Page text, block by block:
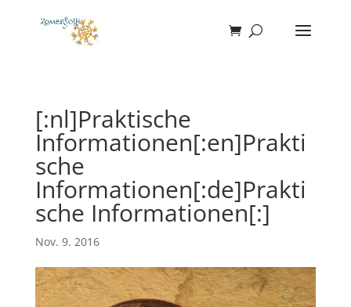
[:nl]Praktische
Informationen[:en]Prakti
sche
Informationen[:de]Prakti
sche Informationen[:]
Nov. 9. 2016